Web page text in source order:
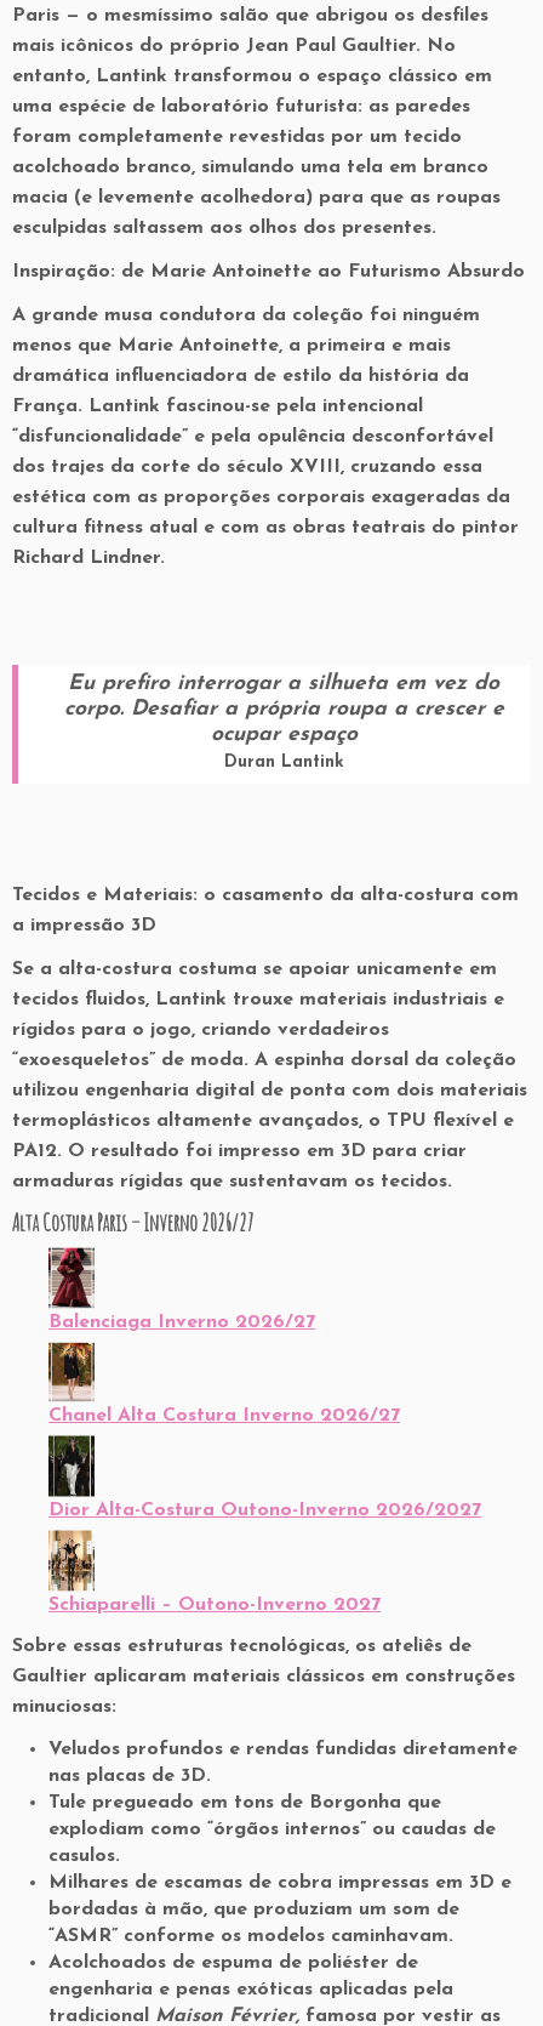
Paris — o mesmíssimo salão que abrigou os desfiles
mais icônicos do próprio Jean Paul Gaultier. No
entanto, Lantink transformou o espaço clássico em
uma espécie de laboratório futurista: as paredes
foram completamente revestidas por um tecido
acolchoado branco, simulando uma tela em branco
macia (e levemente acolhedora) para que as roupas
esculpidas saltassem aos olhos dos presentes.
Inspiração: de Marie Antoinette ao Futurismo Absurdo
A grande musa condutora da coleção foi ninguém
menos que Marie Antoinette, a primeira e mais
dramática influenciadora de estilo da história da
França. Lantink fascinou-se pela intencional
“disfuncionalidade” e pela opulência desconfortável
dos trajes da corte do século XVIII, cruzando essa
estética com as proporções corporais exageradas da
cultura fitness atual e com as obras teatrais do pintor
Richard Lindner.
Eu prefiro interrogar a silhueta em vez do
corpo. Desafiar a própria roupa a crescer e
ocupar espaço
Duran Lantink
Tecidos e Materiais: o casamento da alta-costura com
a impressão 3D
Se a alta-costura costuma se apoiar unicamente em
tecidos fluidos, Lantink trouxe materiais industriais e
rígidos para o jogo, criando verdadeiros
“exoesqueletos” de moda. A espinha dorsal da coleção
utilizou engenharia digital de ponta com dois materiais
termoplásticos altamente avançados, o TPU flexível e
PA12. O resultado foi impresso em 3D para criar
armaduras rígidas que sustentavam os tecidos.
Alta Costura Paris – Inverno 2026/27
Balenciaga Inverno 2026/27
Chanel Alta Costura Inverno 2026/27
Dior Alta-Costura Outono-Inverno 2026/2027
Schiaparelli – Outono-Inverno 2027
Sobre essas estruturas tecnológicas, os ateliês de
Gaultier aplicaram materiais clássicos em construções
minuciosas:
Veludos profundos e rendas fundidas diretamente
nas placas de 3D.
Tule pregueado em tons de Borgonha que
explodiam como “órgãos internos” ou caudas de
casulos.
Milhares de escamas de cobra impressas em 3D e
bordadas à mão, que produziam um som de
“ASMR” conforme os modelos caminhavam.
Acolchoados de espuma de poliéster de
engenharia e penas exóticas aplicadas pela
tradicional Maison Février, famosa por vestir as